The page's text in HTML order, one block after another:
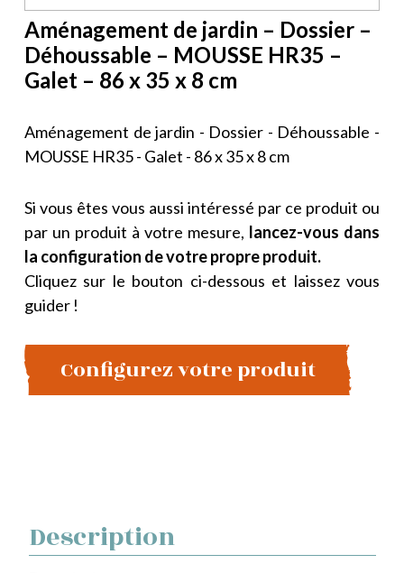
Aménagement de jardin – Dossier –
Déhoussable – MOUSSE HR35 –
Galet – 86 x 35 x 8 cm
Aménagement de jardin - Dossier - Déhoussable -
MOUSSE HR35 - Galet - 86 x 35 x 8 cm
Si vous êtes vous aussi intéressé par ce produit ou
par un produit à votre mesure, lancez-vous dans
la configuration de votre propre produit.
Cliquez sur le bouton ci-dessous et laissez vous
guider !
Configurez votre produit
Description